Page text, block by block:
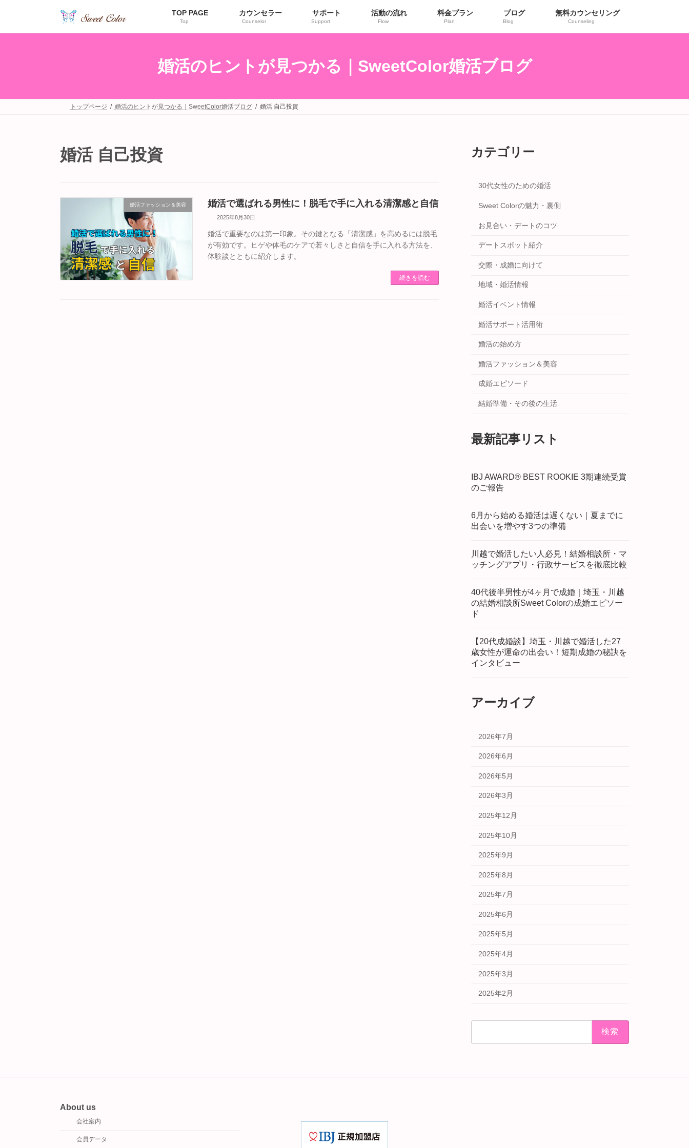
プ
動
TOP PAGE
Top
カウンセラー
Counselor
サポート
Support
活動の流れ
Flow
料金プラン
Plan
ブログ
Blog
無料カウンセリング
Counseling
婚活のヒントが見つかる｜SweetColor婚活ブログ
トップページ 婚活のヒントが見つかる｜SweetColor婚活ブログ 婚活 自己投資
婚活 自己投資
婚活ファッション＆美容 婚活で選ばれる男性に！脱毛で手に入れる清潔感と自信
2025年8月30日
婚活で重要なのは第一印象。その鍵となる「清潔感」を高めるには脱毛
が有効です。ヒゲや体毛のケアで若々しさと自信を手に入れる方法を、
体験談とともに紹介します。
続きを読む
カテゴリー
30代女性のための婚活
Sweet Colorの魅力・裏側
お見合い・デートのコツ
デートスポット紹介
交際・成婚に向けて
地域・婚活情報
婚活イベント情報
婚活サポート活用術
婚活の始め方
婚活ファッション＆美容
成婚エピソード
結婚準備・その後の生活
最新記事リスト
IBJ AWARD® BEST ROOKIE 3期連続受賞
のご報告
6月から始める婚活は遅くない｜夏までに
出会いを増やす3つの準備
川越で婚活したい人必見！結婚相談所・マ
ッチングアプリ・行政サービスを徹底比較
40代後半男性が4ヶ月で成婚｜埼玉・川越
の結婚相談所Sweet Colorの成婚エピソー
ド
【20代成婚談】埼玉・川越で婚活した27
歳女性が運命の出会い！短期成婚の秘訣を
インタビュー
アーカイブ
2026年7月
2026年6月
2026年5月
2026年3月
2025年12月
2025年10月
2025年9月
2025年8月
2025年7月
2025年6月
2025年5月
2025年4月
2025年3月
2025年2月
About us
会社案内
会員データ